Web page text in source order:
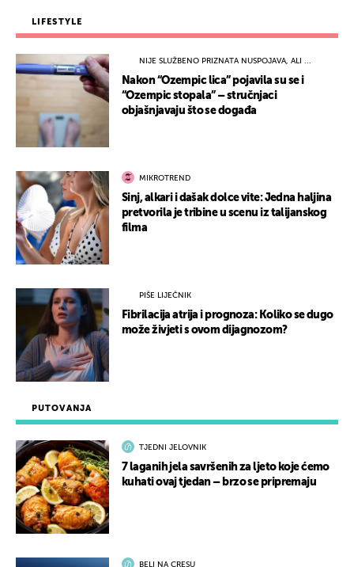
PUTOVANJA
TJEDNI JELOVNIK
7 laganih jela savršenih za ljeto koje ćemo
kuhati ovaj tjedan – brzo se pripremaju
BELI NA CRESU
LIFESTYLE
NIJE SLUŽBENO PRIZNATA NUSPOJAVA, ALI ...
Nakon “Ozempic lica” pojavila su se i
“Ozempic stopala” – stručnjaci
objašnjavaju što se događa
MIKROTREND
Sinj, alkari i dašak dolce vite: Jedna haljina
pretvorila je tribine u scenu iz talijanskog
filma
PIŠE LIJEČNIK
Fibrilacija atrija i prognoza: Koliko se dugo
može živjeti s ovom dijagnozom?